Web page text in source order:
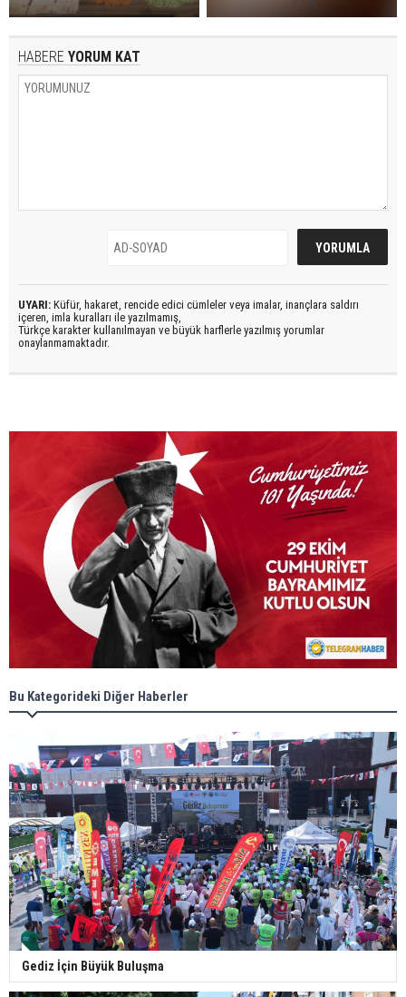
HABERE YORUM KAT
UYARI: Küfür, hakaret, rencide edici cümleler veya imalar, inançlara saldırı
içeren, imla kuralları ile yazılmamış,
Türkçe karakter kullanılmayan ve büyük harflerle yazılmış yorumlar
onaylanmamaktadır.
Bu Kategorideki Diğer Haberler
Gediz İçin Büyük Buluşma